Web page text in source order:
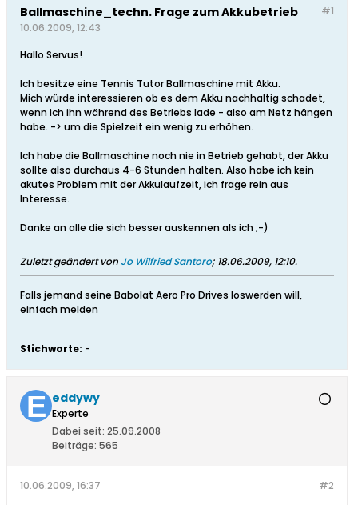
#1
Ballmaschine_techn. Frage zum Akkubetrieb
10.06.2009, 12:43
Hallo Servus!
Ich besitze eine Tennis Tutor Ballmaschine mit Akku.
Mich würde interessieren ob es dem Akku nachhaltig schadet,
wenn ich ihn während des Betriebs lade - also am Netz hängen
habe. -> um die Spielzeit ein wenig zu erhöhen.
Ich habe die Ballmaschine noch nie in Betrieb gehabt, der Akku
sollte also durchaus 4-6 Stunden halten. Also habe ich kein
akutes Problem mit der Akkulaufzeit, ich frage rein aus
Interesse.
Danke an alle die sich besser auskennen als ich ;-)
Zuletzt geändert von Jo Wilfried Santoro; 18.06.2009, 12:10.
Falls jemand seine Babolat Aero Pro Drives loswerden will,
einfach melden
Stichworte: -
eddywy
Experte
Dabei seit: 25.09.2008
Beiträge: 565
#2
10.06.2009, 16:37